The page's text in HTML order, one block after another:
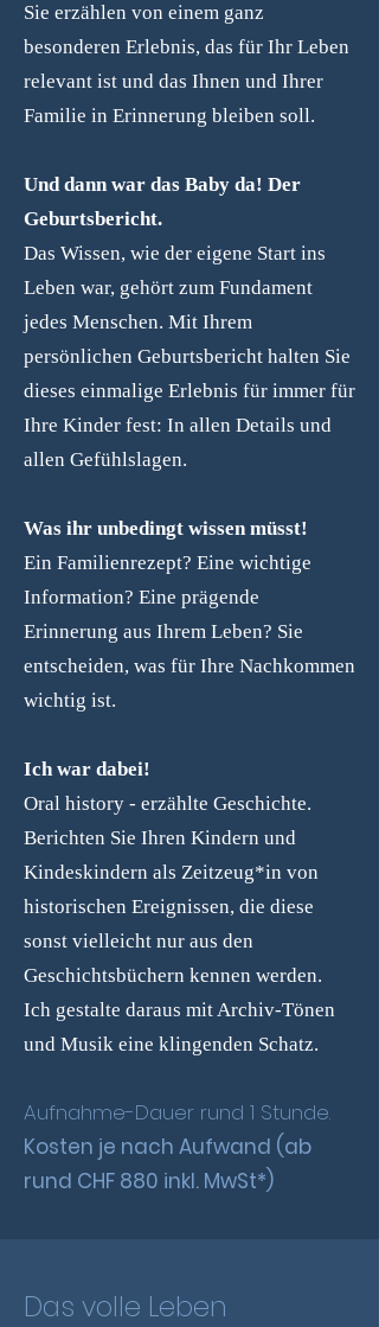
Sie erzählen von einem ganz
besonderen Erlebnis, das für Ihr Leben
relevant ist und das Ihnen und Ihrer
Familie in Erinnerung bleiben soll.
Und dann war das Baby da! Der
Geburtsbericht.
Das Wissen, wie der eigene Start ins
Leben war, gehört zum Fundament
jedes Menschen. Mit Ihrem
persönlichen Geburtsbericht halten Sie
dieses einmalige Erlebnis für immer für
Ihre Kinder fest: In allen Details und
allen Gefühlslagen.
Was ihr unbedingt wissen müsst!
Ein Familienrezept? Eine wichtige
Information? Eine prägende
Erinnerung aus Ihrem Leben? Sie
entscheiden, was für Ihre Nachkommen
wichtig ist.
Ich war dabei!
Oral history - erzählte Geschichte.
Berichten Sie Ihren Kindern und
Kindeskindern als Zeitzeug*in von
historischen Ereignissen, die diese
sonst vielleicht nur aus den
Geschichtsbüchern kennen werden.
Ich gestalte daraus mit Archiv-Tönen
und Musik eine klingenden Schatz.
Aufnahme-Dauer rund 1 Stunde.
Kosten je nach Aufwand (ab
rund CHF 880 inkl. MwSt*)
Das volle Leben